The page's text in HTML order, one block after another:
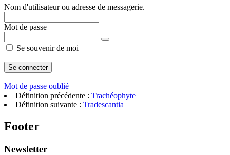
Nom d'utilisateur ou adresse de messagerie.
Mot de passe
Se souvenir de moi
Mot de passe oublié
Définition précédente : Trachéophyte
Définition suivante : Tradescantia
Footer
Newsletter